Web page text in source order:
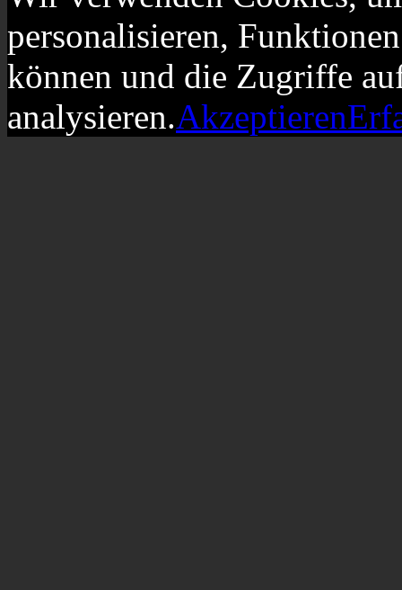
personalisieren,
können und die Zugriffe
analysieren.Akzeptieren